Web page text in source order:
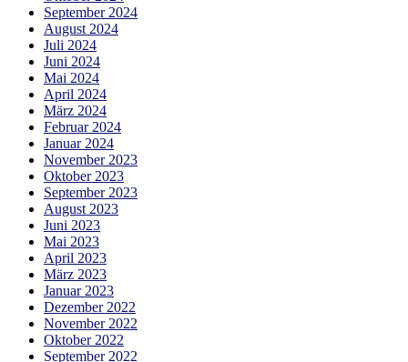
September 2024
August 2024
Juli 2024
Juni 2024
Mai 2024
April 2024
März 2024
Februar 2024
Januar 2024
November 2023
Oktober 2023
September 2023
August 2023
Juni 2023
Mai 2023
April 2023
März 2023
Januar 2023
Dezember 2022
November 2022
Oktober 2022
September 2022